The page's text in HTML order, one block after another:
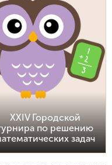
XXIV Городской
по решению
задач